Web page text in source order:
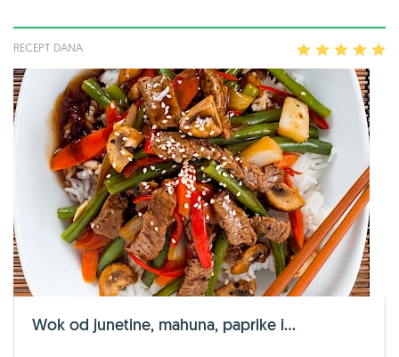
RECEPT DANA 2 3 4
Wok od junetine, mahuna, paprike i...